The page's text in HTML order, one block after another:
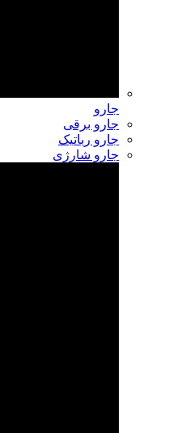
جارو
جارو برقی
جارو رباتیک
جارو شارژی